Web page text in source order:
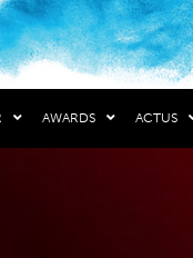
AWARDS ACTUS